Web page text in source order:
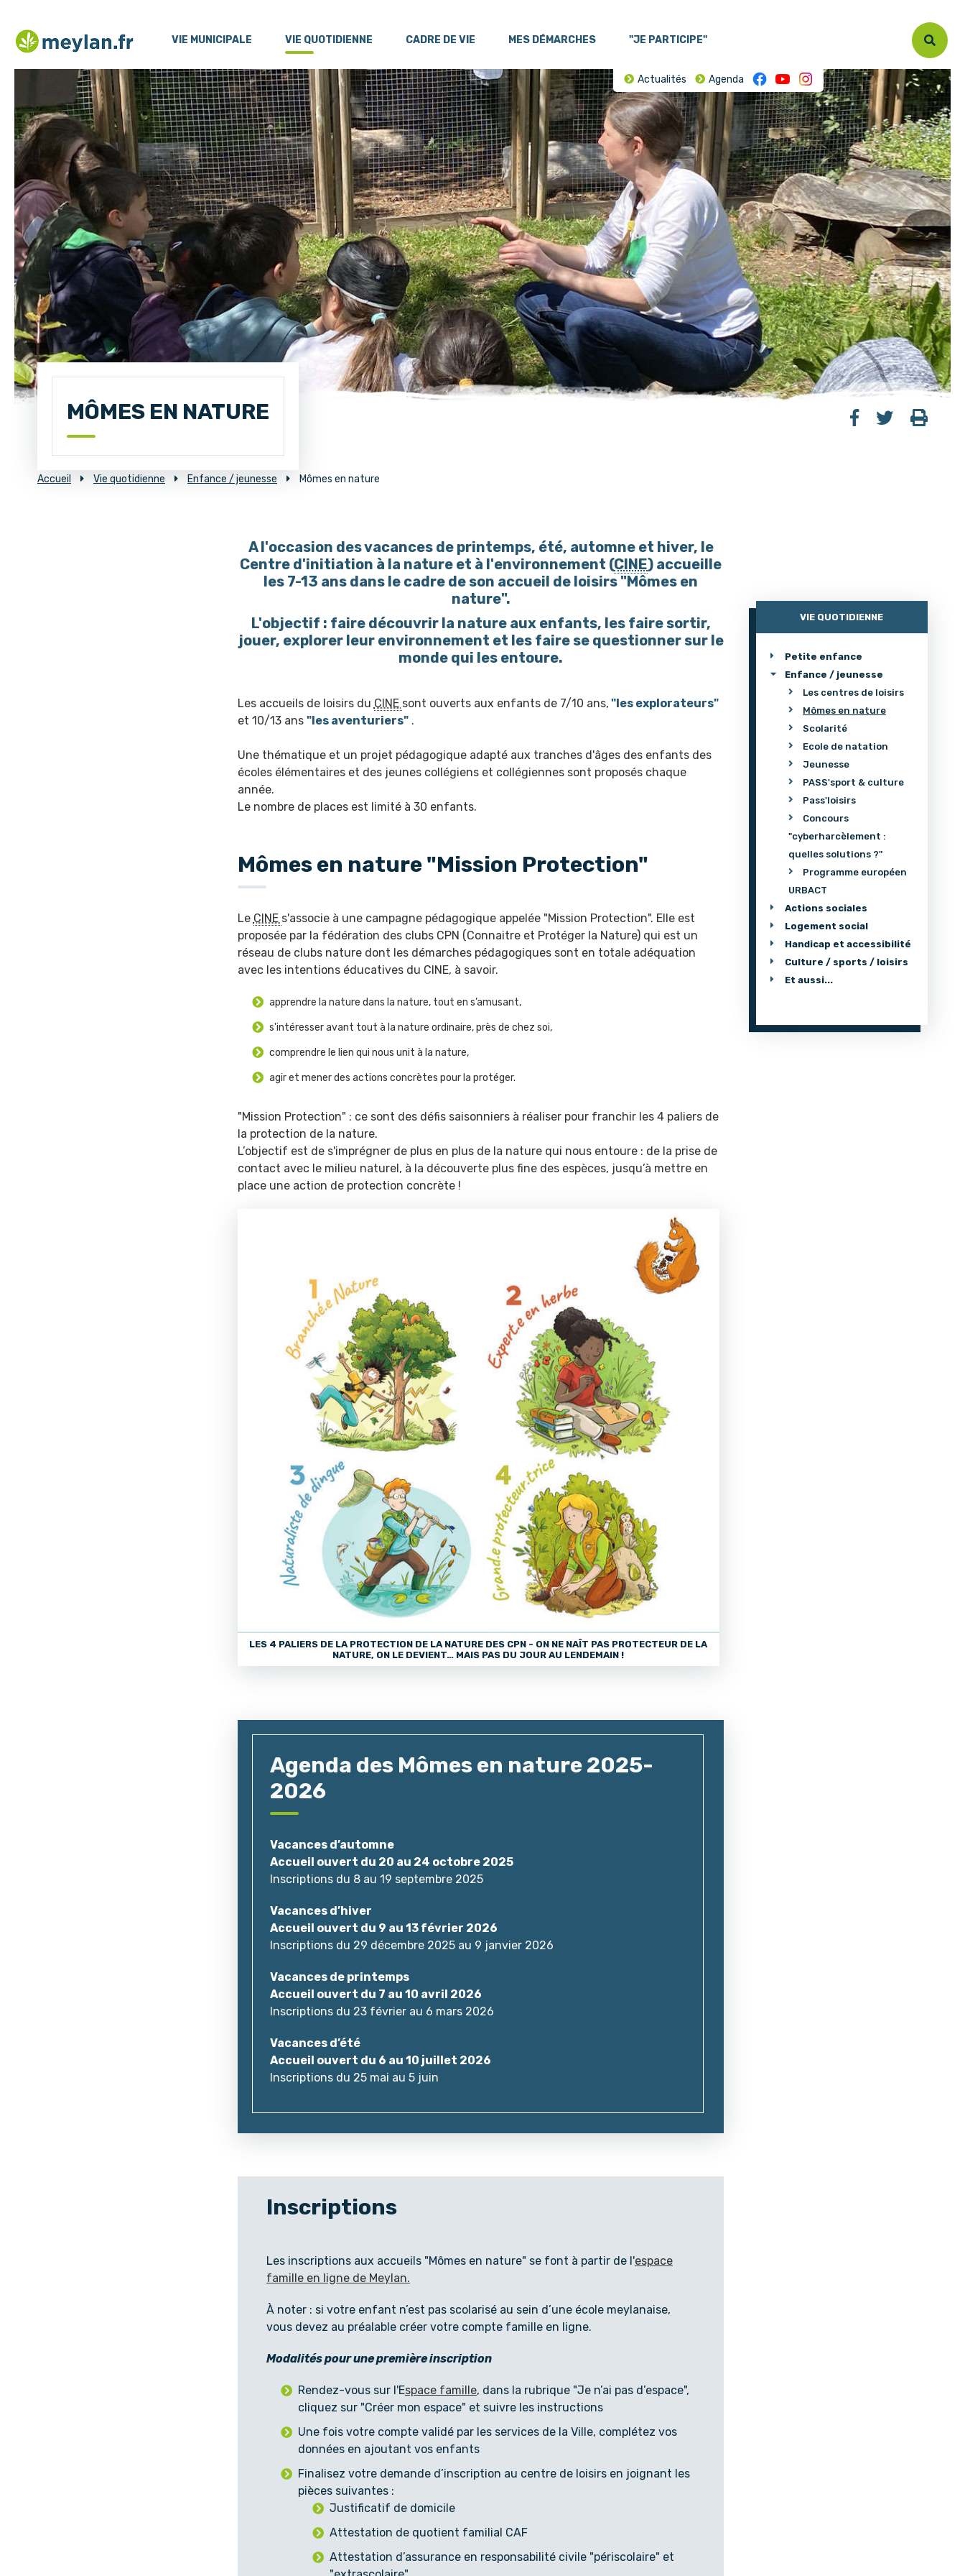
VIE MUNICIPALE VIE QUOTIDIENNE CADRE DE VIE MES DÉMARCHES "JE PARTICIPE"
Actualités Agenda
MÔMES EN NATURE
Accueil Vie quotidienne Enfance / jeunesse Mômes en nature
A l'occasion des vacances de printemps, été, automne et hiver, le
Centre d'initiation à la nature et à l'environnement (CINE) accueille
les 7-13 ans dans le cadre de son accueil de loisirs "Mômes en
nature".
L'objectif : faire découvrir la nature aux enfants, les faire sortir,
jouer, explorer leur environnement et les faire se questionner sur le
monde qui les entoure.
Les accueils de loisirs du CINE sont ouverts aux enfants de 7/10 ans, "les explorateurs"
et 10/13 ans "les aventuriers".
Une thématique et un projet pédagogique adapté aux tranches d'âges des enfants des
écoles élémentaires et des jeunes collégiens et collégiennes sont proposés chaque
année.
Le nombre de places est limité à 30 enfants.
Mômes en nature "Mission Protection"
Le CINE s'associe à une campagne pédagogique appelée "Mission Protection". Elle est
proposée par la fédération des clubs CPN (Connaitre et Protéger la Nature) qui est un
réseau de clubs nature dont les démarches pédagogiques sont en totale adéquation
avec les intentions éducatives du CINE, à savoir.
apprendre la nature dans la nature, tout en s’amusant,
s'intéresser avant tout à la nature ordinaire, près de chez soi,
comprendre le lien qui nous unit à la nature,
agir et mener des actions concrètes pour la protéger.
"Mission Protection" : ce sont des défis saisonniers à réaliser pour franchir les 4 paliers de
la protection de la nature.
L’objectif est de s'imprégner de plus en plus de la nature qui nous entoure : de la prise de
contact avec le milieu naturel, à la découverte plus fine des espèces, jusqu’à mettre en
place une action de protection concrète !
LES 4 PALIERS DE LA PROTECTION DE LA NATURE DES CPN - ON NE NAÎT PAS PROTECTEUR DE LA
NATURE, ON LE DEVIENT… MAIS PAS DU JOUR AU LENDEMAIN !
Agenda des Mômes en nature 2025-
2026
Vacances d’automne
Accueil ouvert du 20 au 24 octobre 2025
Inscriptions du 8 au 19 septembre 2025
Vacances d’hiver
Accueil ouvert du 9 au 13 février 2026
Inscriptions du 29 décembre 2025 au 9 janvier 2026
Vacances de printemps
Accueil ouvert du 7 au 10 avril 2026
Inscriptions du 23 février au 6 mars 2026
Vacances d’été
Accueil ouvert du 6 au 10 juillet 2026
Inscriptions du 25 mai au 5 juin
Inscriptions
Les inscriptions aux accueils "Mômes en nature" se font à partir de l'espace
famille en ligne de Meylan.
À noter : si votre enfant n’est pas scolarisé au sein d’une école meylanaise,
vous devez au préalable créer votre compte famille en ligne.
Modalités pour une première inscription
Rendez-vous sur l'Espace famille, dans la rubrique "Je n’ai pas d’espace",
cliquez sur "Créer mon espace" et suivre les instructions
Une fois votre compte validé par les services de la Ville, complétez vos
données en ajoutant vos enfants
Finalisez votre demande d’inscription au centre de loisirs en joignant les
pièces suivantes :
Justificatif de domicile
Attestation de quotient familial CAF
Attestation d’assurance en responsabilité civile "périscolaire" et
VIE QUOTIDIENNE
Petite enfance
Enfance / jeunesse
Les centres de loisirs
Mômes en nature
Scolarité
Ecole de natation
Jeunesse
PASS'sport & culture
Pass'loisirs
Concours
"cyberharcèlement :
quelles solutions ?"
Programme européen
URBACT
Actions sociales
Logement social
Handicap et accessibilité
Culture / sports / loisirs
Et aussi...